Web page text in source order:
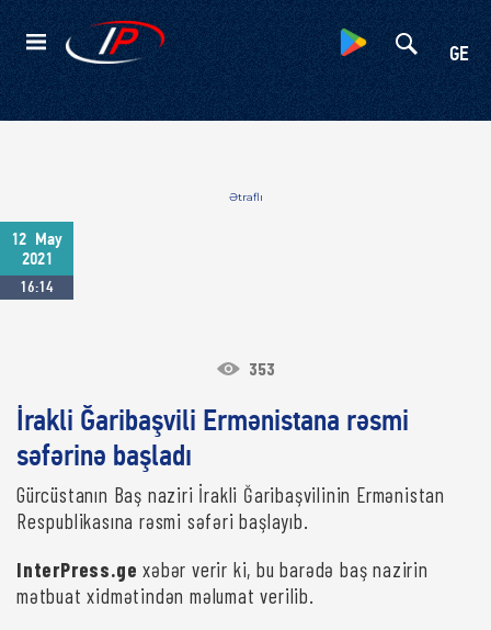
GE
Kateqoriyalar
Ətraflı
12
May
2021
16:14
353
İrakli Ğaribaşvili Ermənistana rəsmi
səfərinə başladı
Gürcüstanın Baş naziri İrakli Ğaribaşvilinin Ermənistan
Respublikasına rəsmi səfəri başlayıb.
InterPress.ge xəbər verir ki, bu barədə baş nazirin
mətbuat xidmətindən məlumat verilib.